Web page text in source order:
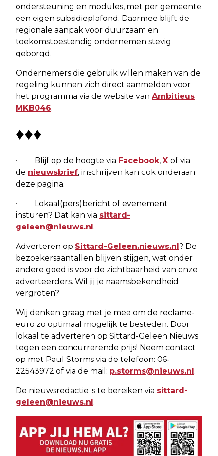
ondersteuning en modules, met per gemeente
een eigen subsidieplafond. Daarmee blijft de
regionale aanpak voor duurzaam en
toekomstbestendig ondernemen stevig
geborgd.
Ondernemers die gebruik willen maken van de
regeling kunnen zich direct aanmelden voor
het programma via de website van Ambitieus
MKB046.
♦♦♦
· Blijf op de hoogte via Facebook, X of via
de nieuwsbrief, inschrijven kan ook onderaan
deze pagina.
· Lokaal(pers)bericht of evenement
insturen? Dat kan via sittard-
geleen@nieuws.nl.
Adverteren op Sittard-Geleen.nieuws.nl? De
bezoekersaantallen blijven stijgen, wat onder
andere goed is voor de zichtbaarheid van onze
adverteerders. Wil jij je naamsbekendheid
vergroten?
Wij denken graag met je mee om de reclame-
euro zo optimaal mogelijk te besteden. Door
lokaal te adverteren op Sittard-Geleen Nieuws
tegen een concurrerende prijs! Neem contact
op met Paul Storms via de telefoon: 06-
22543972 of via de mail: p.storms@nieuws.nl.
De nieuwsredactie is te bereiken via sittard-
geleen@nieuws.nl.